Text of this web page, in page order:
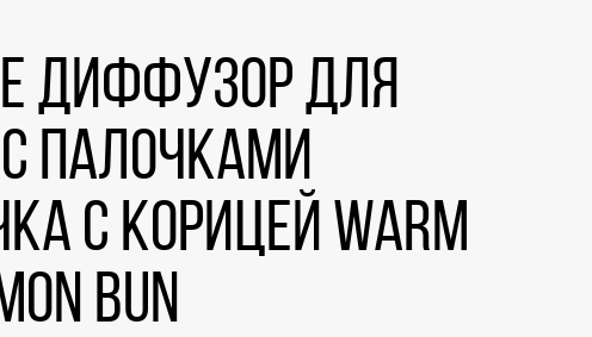
Диффузор для
палочками
с корицей Warm
Bun